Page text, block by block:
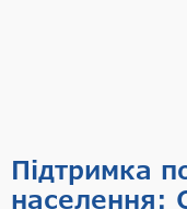
Підтримка
населення: